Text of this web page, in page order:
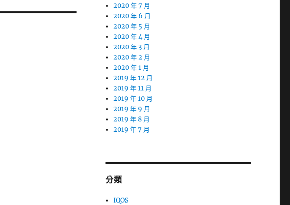
2020 年 7 月
2020 年 6 月
2020 年 5 月
2020 年 4 月
2020 年 3 月
2020 年 2 月
2020 年 1 月
2019 年 12 月
2019 年 11 月
2019 年 10 月
2019 年 9 月
2019 年 8 月
2019 年 7 月
分類
IQOS